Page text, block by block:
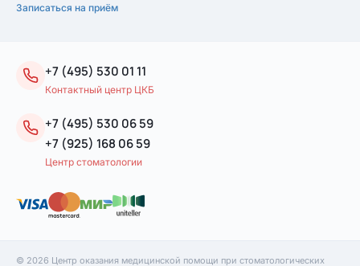
Записаться на приём
+7 (495) 530 01 11
Контактный центр ЦКБ
+7 (495) 530 06 59
+7 (925) 168 06 59
Центр стоматологии
© 2026 Центр оказания медицинской помощи при стоматологических